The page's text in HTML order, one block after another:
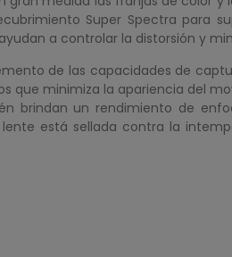
Super Spectra para
a controlar la distorsión y
de las capacidades de
que minimiza la apariencia del
brindan un rendimiento de
lente está sellada contra la